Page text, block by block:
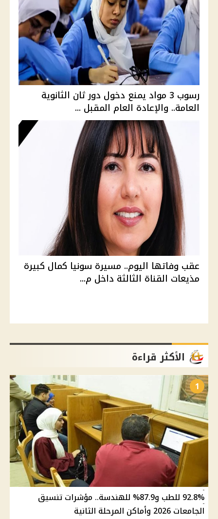
رسوب 3 مواد يمنع دخول دور ثان الثانوية
العامة.. والإعادة العام المقبل ...
عقب وفاتها اليوم.. مسيرة سونيا كمال كبيرة
مذيعات القناة الثالثة داخل م...
الأكثر قراءة
1
92.8% للطب و87.9% للهندسة.. مؤشرات تنسيق
الجامعات 2026 وأماكن المرحلة الثانية